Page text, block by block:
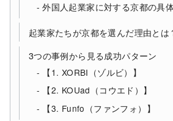
外国人起業家に対する京都の具
起業家たちが京都を選んだ理由とは
3つの事例から見る成功パターン
【1. XORBI（ゾルビ）】
【2. KOUad（コウエド）】
【3. Funfo（ファンフォ）】